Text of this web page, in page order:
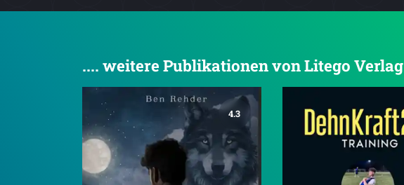
.... weitere Publikationen von Litego Verlag
4.3